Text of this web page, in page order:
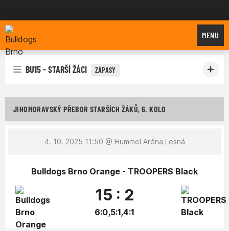
Bulldogs Brno
MENU
BU15 - STARŠÍ ŽÁCI ZÁPASY
JIHOMORAVSKÝ PŘEBOR STARŠÍCH ŽÁKŮ, 6. KOLO
4. 10. 2025 11:50 @ Hummel Aréna Lesná
Bulldogs Brno Orange - TROOPERS Black
15 : 2
6:0,5:1,4:1